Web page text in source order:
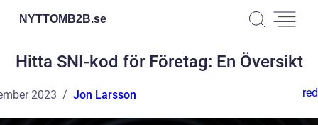
NYTTOMB2B.se
Hitta SNI-kod för Företag: En Översikt
2023 Jon Larsson